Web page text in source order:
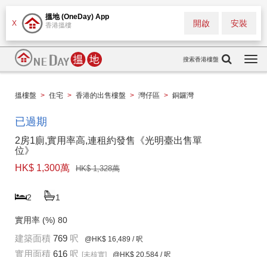
X
搵地 (OneDay) App
香港搵樓 安裝
開啟
搜索香港樓盤
搵樓盤 > 住宅 > 香港的出售樓盤 > 灣仔區 > 銅鑼灣
已過期
2房1廁,實用率高,連租約發售《光明臺出售單
位》
HK$ 1,300萬
HK$ 1,328萬
2 1
實用率 (%) 80
建築面積 769 呎 @HK$ 16,489 / 呎
實用面積 616 呎 [未核實] @HK$ 20,584 / 呎